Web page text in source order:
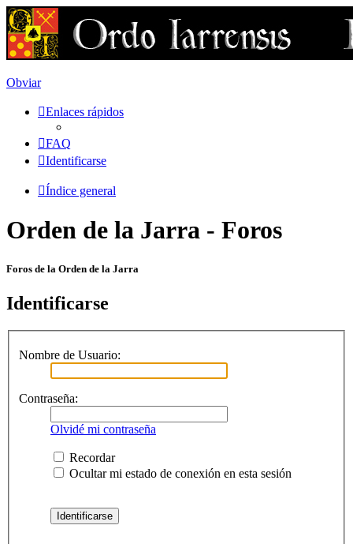
Obviar
Enlaces rápidos
FAQ
Identificarse
Índice general
Orden de la Jarra - Foros
Foros de la Orden de la Jarra
Identificarse
Nombre de Usuario:
Contraseña:
Olvidé mi contraseña
Recordar
Ocultar mi estado de conexión en esta sesión